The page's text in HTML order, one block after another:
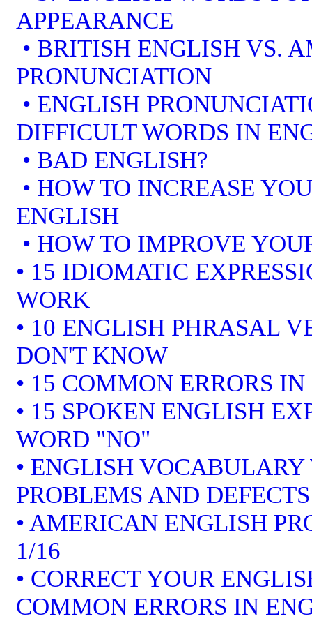
APPEARANCE
• BRITISH ENGLISH VS.
PRONUNCIATION
• ENGLISH
DIFFICULT WORDS IN
• BAD ENGLISH?
• HOW TO INCREASE
ENGLISH
• HOW TO IMPROVE
• 15 IDIOMATIC
WORK
• 10 ENGLISH PHRASAL
DON'T KNOW
• 15 COMMON ERRORS
• 15 SPOKEN ENGLISH
WORD "NO"
• ENGLISH
PROBLEMS AND DEFECTS
• AMERICAN ENGLISH
1/16
• CORRECT YOUR
COMMON ERRORS IN